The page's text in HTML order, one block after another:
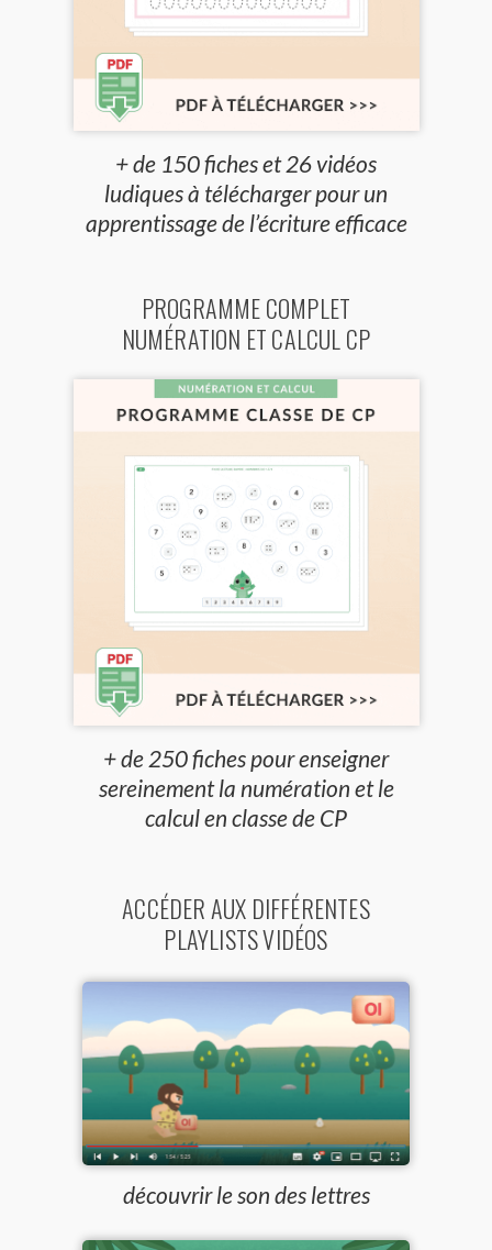
+ de 150 fiches et 26 vidéos
ludiques à télécharger pour un
apprentissage de l’écriture efficace
PROGRAMME COMPLET
NUMÉRATION ET CALCUL CP
+ de 250 fiches pour enseigner
sereinement la numération et le
calcul en classe de CP
ACCÉDER AUX DIFFÉRENTES
PLAYLISTS VIDÉOS
découvrir le son des lettres